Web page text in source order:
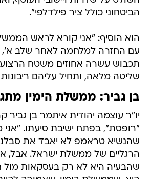
הביטחוני כולל ציר פילדלפי".
הוא הוסיף: "אני קורא לראש
עם החזרה למלחמה לאחר שלב א',
תכבוש עשרה אחוזים משטח
שליטה מלאה, ותחיל עליהם
בן גביר: ממשלת הימין
יו"ר עוצמה יהודית איתמר בן
"רופסת", בפתח ישיבת סיעתו. "אני
שהנשיא טראמפ לא יאבד את
הרגליים של ממשלת ישראל. אבל,
שהבעיה היא לא רק בעסקאות מול